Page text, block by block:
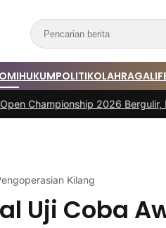
HUKUMPOLITIKOLAHRAGA
2026 Bergulir, Bidik Atlet
Kilang
Uji Coba